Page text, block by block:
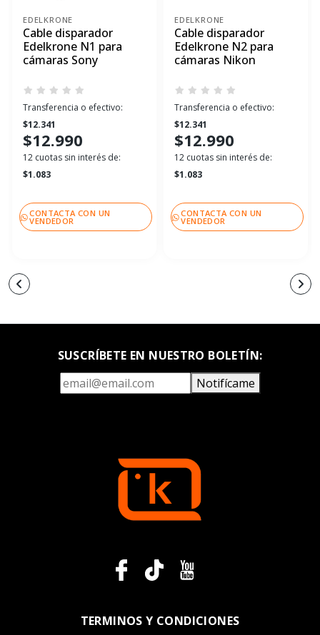
EDELKRONE
Cable disparador
Edelkrone N1 para
cámaras Sony
Transferencia o efectivo:
$12.341
$12.990
12 cuotas sin interés de:
$1.083
CONTACTA CON UN
VENDEDOR
EDELKRONE
Cable disparador
Edelkrone N2 para
cámaras Nikon
Transferencia o efectivo:
$12.341
$12.990
12 cuotas sin interés de:
$1.083
CONTACTA CON UN
VENDEDOR
SUSCRÍBETE EN NUESTRO BOLETÍN:
Notifícame
TERMINOS Y CONDICIONES